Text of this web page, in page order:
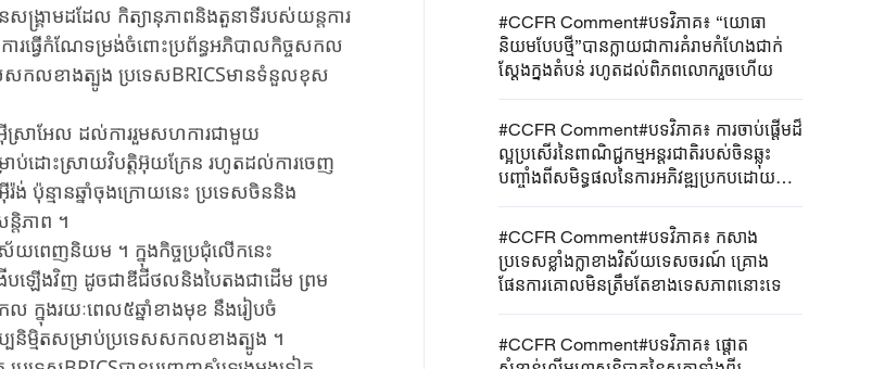
គ្រាមដដែល កិត្យានុភាពនិងតួនាទីរបស់យន្តការ
ារធ្វើកំណែទម្រង់ចំពោះប្រព័ន្ធអភិបាលកិច្ចសកល
េសសកលខាងត្បូង ប្រទេសBRICSមានទំនួលខុស
អ៊ីស្រាអែល ដល់ការរួមសហការជាមួយ
រាប់ដោះស្រាយវិបតិ្តអ៊ុយក្រែន រហូតដល់ការចេញ
ង់ ប៉ុន្មានឆ្នាំចុងក្រោយនេះ ប្រទេសចិននិង
តិភាព ។
ពេញនិយម ។ ក្នុងកិច្ចប្រជុំលើកនេះ
ឡើងវិញ ដូចជាឌីជីថលនិងបៃតងជាដើម ព្រម
ល ក្នុងរយៈពេល៥ឆ្នាំខាងមុខ នឹងរៀបចំ
និម្មិតសម្រាប់ប្រទេសសកលខាងត្បូង ។
#CCFR Comment#បទវិភាគ៖ “យោធា
និយមបែបថ្មី”បានក្លាយជាការគំរាមកំហែងជាក់
ស្តែងក្នុងតំបន់ រហូតដល់ពិភពលោករួចហើយ
#CCFR Comment#បទវិភាគ៖ ការចាប់ផ្តើមដ៏
ល្អប្រសើរនៃពាណិជ្ជកម្មអន្តរជាតិរបស់ចិនឆ្លុះ
បញ្ចាំងពីសមិទ្ធផលនៃការអភិវឌ្ឍប្រកបដោយ
គុណភាពខ្ពស់របស់សេដ្ឋកិច្ចចិន
#CCFR Comment#បទវិភាគ៖ កសាង
ប្រទេសខ្លាំងក្លាខាងវិស័យទេសចរណ៍ គ្រោង
ផែនការគោលមិនត្រឹមតែខាងទេសភាពនោះទេ
#CCFR Comment#បទវិភាគ៖ ផ្តោត